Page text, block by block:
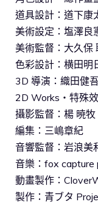
道具設計：道下康
美術設定：塩澤良
美術監督：大久保
色彩設計：横田明
3D 導演：織田健
2D Works・特殊
攝影監督：楊 暁牧
編集：三嶋章紀
音響監督：岩浪美
音樂：fox capture
動畫製作：
製作：青ブタ